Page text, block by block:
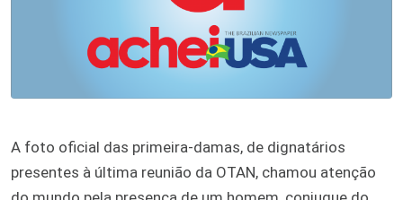
A foto oficial das primeira-damas, de dignatários
presentes à última reunião da OTAN, chamou atenção